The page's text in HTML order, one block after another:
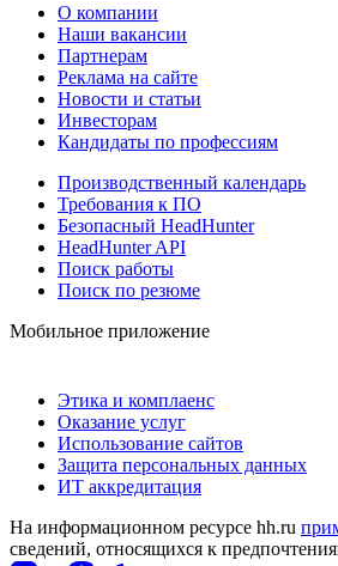
О компании
Наши вакансии
Партнерам
Реклама на сайте
Новости и статьи
Инвесторам
Кандидаты по профессиям
Производственный календарь
Требования к ПО
Безопасный HeadHunter
HeadHunter API
Поиск работы
Поиск по резюме
Мобильное приложение
Этика и комплаенс
Оказание услуг
Использование сайтов
Защита персональных данных
ИТ аккредитация
На информационном ресурсе hh.ru
сведений, относящихся к